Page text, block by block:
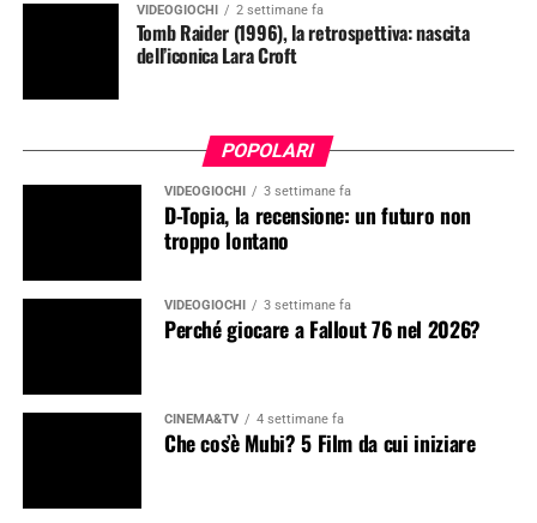
VIDEOGIOCHI 2 settimane fa
Tomb Raider (1996), la retrospettiva: nascita
dell’iconica Lara Croft
POPOLARI
VIDEOGIOCHI 3 settimane fa
D-Topia, la recensione: un futuro non
troppo lontano
VIDEOGIOCHI 3 settimane fa
Perché giocare a Fallout 76 nel 2026?
CINEMA&TV 4 settimane fa
Che cos’è Mubi? 5 Film da cui iniziare